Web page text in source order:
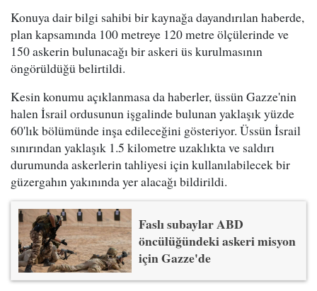
Konuya dair bilgi sahibi bir kaynağa dayandırılan haberde,
plan kapsamında 100 metreye 120 metre ölçülerinde ve
150 askerin bulunacağı bir askeri üs kurulmasının
öngörüldüğü belirtildi.
Kesin konumu açıklanmasa da haberler, üssün Gazze'nin
halen İsrail ordusunun işgalinde bulunan yaklaşık yüzde
60'lık bölümünde inşa edileceğini gösteriyor. Üssün İsrail
sınırından yaklaşık 1.5 kilometre uzaklıkta ve saldırı
durumunda askerlerin tahliyesi için kullanılabilecek bir
güzergahın yakınında yer alacağı bildirildi.
Faslı subaylar ABD
öncülüğündeki askeri misyon
için Gazze'de